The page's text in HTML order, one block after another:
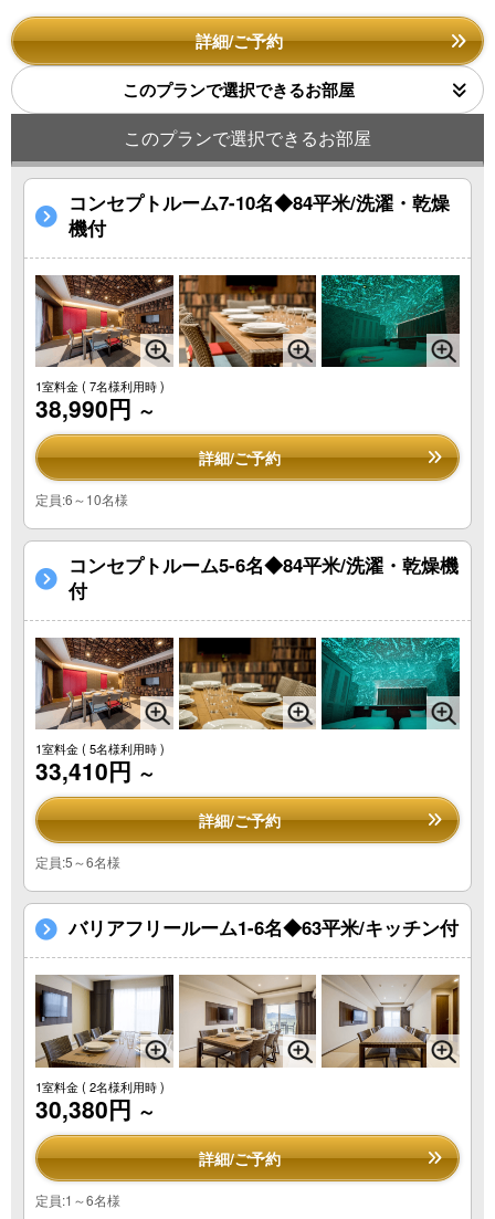
詳細/ご予約
このプランで選択できるお部屋
このプランで選択できるお部屋
コンセプトルーム7-10名◆84平米/洗濯・乾燥
機付
1室料金( 7名様利用時 )
38,990円 ～
詳細/ご予約
定員:6～10名様
コンセプトルーム5-6名◆84平米/洗濯・乾燥機
付
1室料金( 5名様利用時 )
33,410円 ～
詳細/ご予約
定員:5～6名様
バリアフリールーム1-6名◆63平米/キッチン付
1室料金( 2名様利用時 )
30,380円 ～
詳細/ご予約
定員:1～6名様